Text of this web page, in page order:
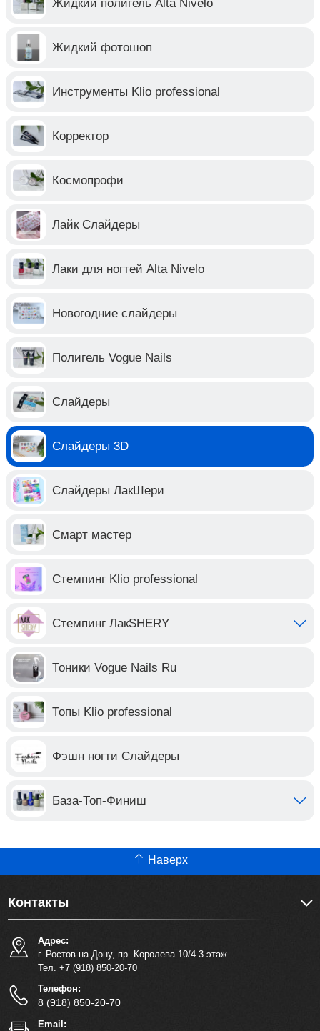
Жидкий полигель Alta Nivelo
Жидкий фотошоп
Инструменты Klio professional
Корректор
Космопрофи
Лайк Слайдеры
Лаки для ногтей Alta Nivelo
Новогодние слайдеры
Полигель Vogue Nails
Слайдеры
Слайдеры 3D
Слайдеры ЛакШери
Смарт мастер
Стемпинг Klio professional
Стемпинг ЛакSHERY
Тоники Vogue Nails Ru
Топы Klio professional
Фэшн ногти Слайдеры
База-Топ-Финиш
Наверх
Контакты
Адрес:
г. Ростов-на-Дону, пр. Королева 10/4 3 этаж
Тел. +7 (918) 850-20-70
Телефон:
8 (918) 850-20-70
Email: